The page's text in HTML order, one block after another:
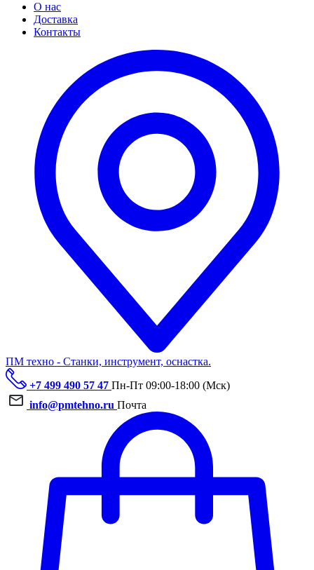
О нас
Доставка
Контакты
ПМ техно - Станки, инструмент, оснастка.
+7 499 490 57 47 Пн-Пт 09:00-18:00 (Мск)
info@pmtehno.ru Почта